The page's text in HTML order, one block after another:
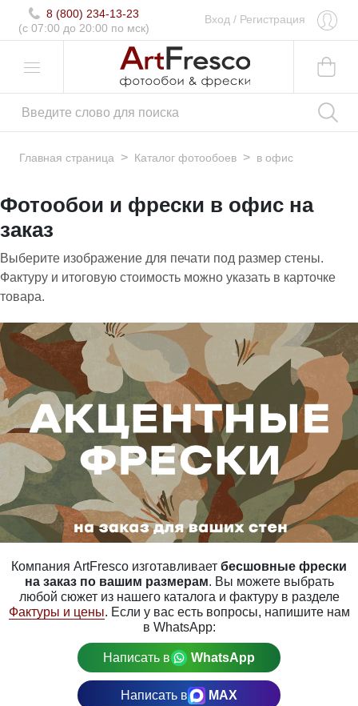
8 (800) 234-13-23
(c 07:00 до 20:00 по мск)
Вход / Регистрация
Главная страница > Каталог фотообоев > в офис
Фотообои и фрески в офис на
заказ
Выберите изображение для печати под размер стены.
Фактуру и итоговую стоимость можно указать в карточке
товара.
Компания ArtFresco изготавливает бесшовные фрески
на заказ по вашим размерам. Вы можете выбрать
любой сюжет из нашего каталога и фактуру в разделе
Фактуры и цены. Если у вас есть вопросы, напишите нам
в WhatsApp:
Написать в WhatsApp
Написать в MAX